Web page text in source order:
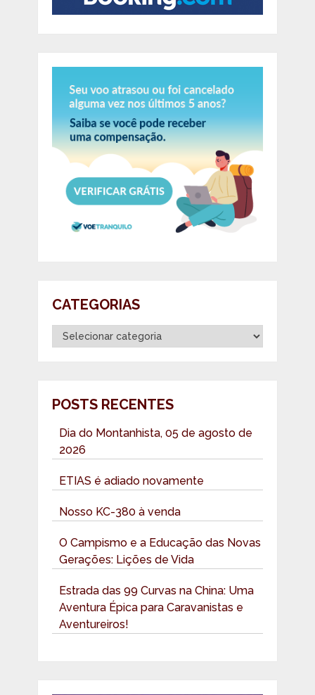
CATEGORIAS
Categorias
POSTS RECENTES
Dia do Montanhista, 05 de agosto de
2026
ETIAS é adiado novamente
Nosso KC-380 à venda
O Campismo e a Educação das Novas
Gerações: Lições de Vida
Estrada das 99 Curvas na China: Uma
Aventura Épica para Caravanistas e
Aventureiros!